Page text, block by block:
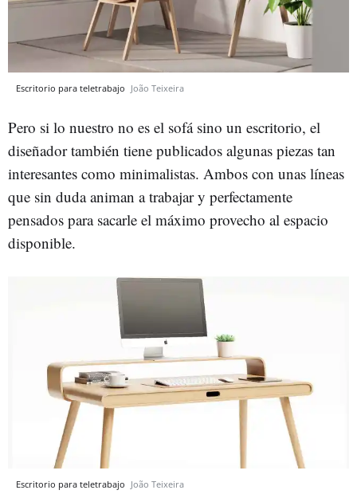
Escritorio para teletrabajo João Teixeira
Pero si lo nuestro no es el sofá sino un escritorio, el
diseñador también tiene publicados algunas piezas tan
interesantes como minimalistas. Ambos con unas líneas
que sin duda animan a trabajar y perfectamente
pensados para sacarle el máximo provecho al espacio
disponible.
Escritorio para teletrabajo João Teixeira